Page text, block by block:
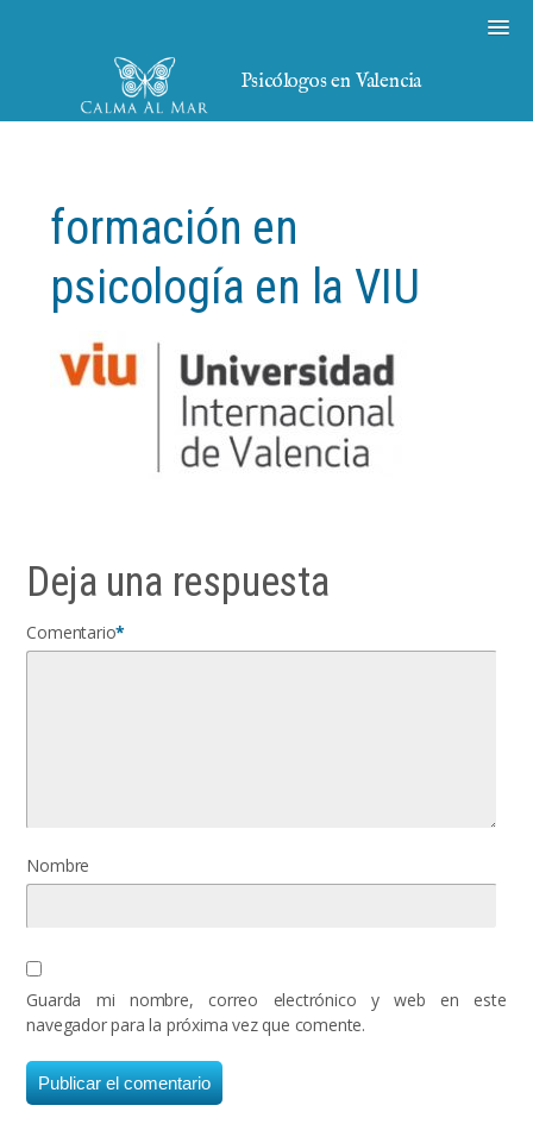
Psicólogos en Valencia
formación en
psicología en la VIU
Deja una respuesta
Comentario*
Nombre
Guarda mi nombre, correo electrónico y web en este
navegador para la próxima vez que comente.